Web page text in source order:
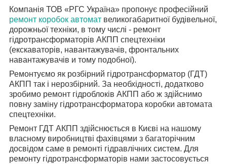
Компанія ТОВ «РГС Україна» пропонує професійний
ремонт коробок автомат великогабаритної будівельної,
дорожньої техніки, в тому числі - ремонт
гідротрансформаторів АКПП спецтехніки
(екскаваторів, навантажувачів, фронтальних
навантажувачів и тому подобної).
Ремонтуємо як розбірний гідротрансформатор (ГДТ)
АКПП так і нерозбірний. За необхідності, додатково
зробимо ремонт гідроблоків АКПП або ж здійснимо
повну заміну гідротрансформатора коробки автомата
спецтехніки.
Ремонт ГДТ АКПП здійснюється в Києві на нашому
власному виробництві фахівцями з багаторічним
досвідом саме в ремонті гідравлічних систем. Для
ремонту гідротрансформаторів нами застосовується